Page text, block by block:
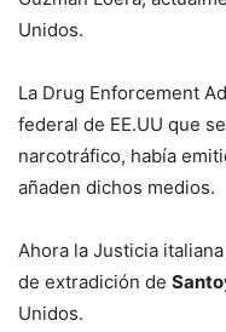
Unidos.
La Drug Enforcement
federal de EE.UU que
narcotráfico, había
añaden dichos medios.
Ahora la Justicia
de extradición de
Unidos.